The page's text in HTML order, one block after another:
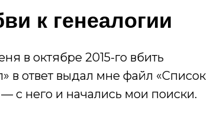
к генеалогии
в октябре 2015-го вбить
в ответ выдал мне файл «Список
с него и начались мои поиски.